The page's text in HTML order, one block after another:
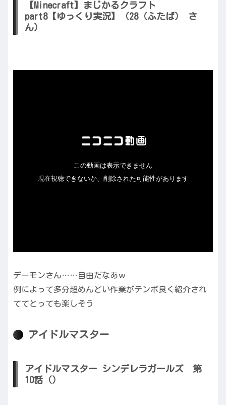
【Minecraft】まじかるクラフト
part8【ゆっくり実況】（28（ふたば） さ
ん）
デーモンさん……自由だなあｗ
例によって多分超めんどい作業がテンポ良く紹介され
ててとっても楽しそう
アイドルマスター
アイドルマスター シンデレラガールズ 第
10話（）